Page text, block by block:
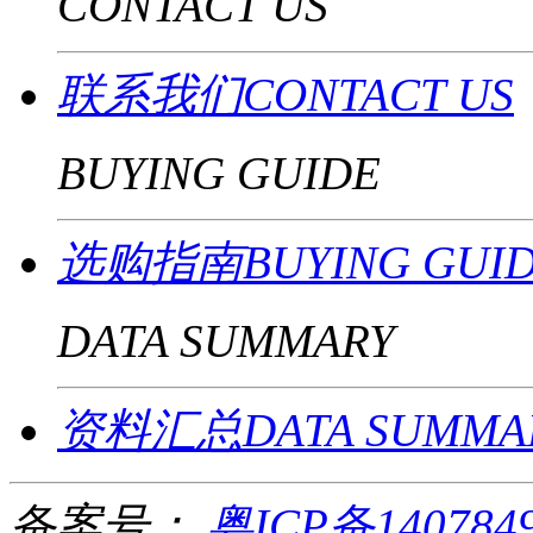
联系我们CONTACT US
BUYING GUIDE
选购指南BUYING
DATA SUMMARY
资料汇总DATA